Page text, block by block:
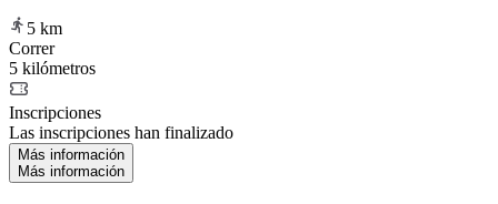
5 km
Correr
5 kilómetros
Inscripciones
Las inscripciones han finalizado
Más información
Más información